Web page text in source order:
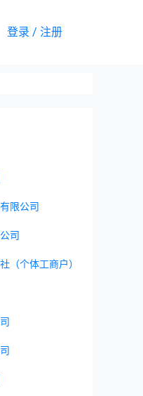
登录 / 注册
限公司
司
（个体工商户）